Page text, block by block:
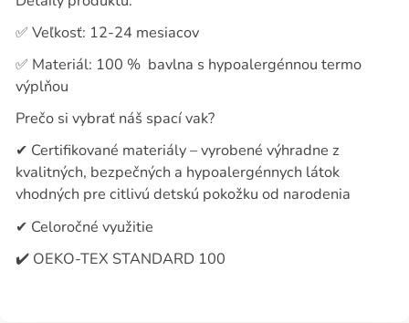
✅ Veľkosť: 12-24 mesiacov
✅ Materiál: 100 % bavlna s hypoalergénnou termo
výplňou
Prečo si vybrať náš spací vak?
✔ Certifikované materiály – vyrobené výhradne z
kvalitných, bezpečných a hypoalergénnych látok
vhodných pre citlivú detskú pokožku od narodenia
✔ Celoročné využitie
✔️OEKO-TEX STANDARD 100